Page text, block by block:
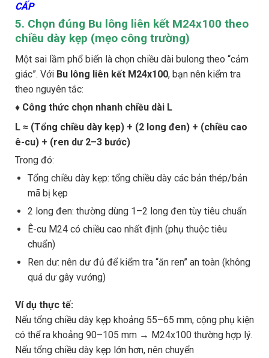
CẤP
5. Chọn đúng Bu lông liên kết M24x100 theo
chiều dày kẹp (mẹo công trường)
Một sai lầm phổ biến là chọn chiều dài bulong theo “cảm
giác”. Với Bu lông liên kết M24x100, bạn nên kiểm tra
theo nguyên tắc:
♦ Công thức chọn nhanh chiều dài L
L ≈ (Tổng chiều dày kẹp) + (2 long đen) + (chiều cao
ê-cu) + (ren dư 2–3 bước)
Trong đó:
Tổng chiều dày kẹp: tổng chiều dày các bản thép/bản
mã bị kẹp
2 long đen: thường dùng 1–2 long đen tùy tiêu chuẩn
Ê-cu M24 có chiều cao nhất định (phụ thuộc tiêu
chuẩn)
Ren dư: nên dư đủ để kiểm tra “ăn ren” an toàn (không
quá dư gây vướng)
Ví dụ thực tế:
Nếu tổng chiều dày kẹp khoảng 55–65 mm, cộng phụ kiện
có thể ra khoảng 90–105 mm → M24x100 thường hợp lý.
Nếu tổng chiều dày kẹp lớn hơn, nên chuyển